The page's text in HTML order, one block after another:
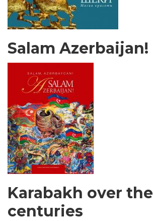
Salam Azerbaijan!
Karabakh over the
centuries